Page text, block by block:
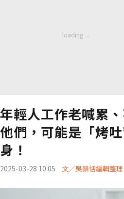
年輕人工作老喊累
他們，可能是「烤
身！
2025-03-28 10:05 文／吳韻恬編輯整理